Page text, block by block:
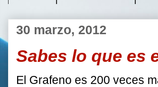
30 marzo, 2012
Sabes lo que es
El Grafeno es 200 veces